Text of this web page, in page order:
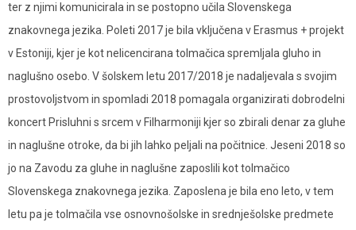
ter z njimi komunicirala in se postopno učila Slovenskega
znakovnega jezika. Poleti 2017 je bila vključena v Erasmus + projekt
v Estoniji, kjer je kot nelicencirana tolmačica spremljala gluho in
naglušno osebo. V šolskem letu 2017/2018 je nadaljevala s svojim
prostovoljstvom in spomladi 2018 pomagala organizirati dobrodelni
koncert Prisluhni s srcem v Filharmoniji kjer so zbirali denar za gluhe
in naglušne otroke, da bi jih lahko peljali na počitnice. Jeseni 2018 so
jo na Zavodu za gluhe in naglušne zaposlili kot tolmačico
Slovenskega znakovnega jezika. Zaposlena je bila eno leto, v tem
letu pa je tolmačila vse osnovnošolske in srednješolske predmete